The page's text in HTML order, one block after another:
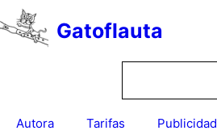
Saltar
al
contenido
Gatoflauta
Autora Tarifas Publicidad